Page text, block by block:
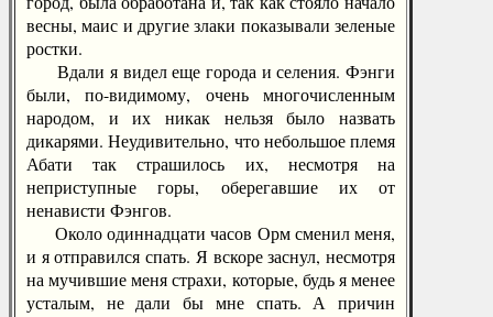
весны, маис и другие злаки показывали зеленые
ростки.
Вдали я видел еще города и селения. Фэнги
были, по-видимому, очень многочисленным
народом, и их никак нельзя было назвать
дикарями. Неудивительно, что небольшое племя
Абати так страшилось их, несмотря на
неприступные горы, оберегавшие их от
ненависти Фэнгов.
Около одиннадцати часов Орм сменил меня,
и я отправился спать. Я вскоре заснул, несмотря
на мучившие меня страхи, которые, будь я менее
усталым, не дали бы мне спать. А причин